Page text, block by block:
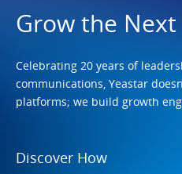
Grow the
Celebrating 20 years of
communications, Yeastar
platforms; we build growth
Discover How